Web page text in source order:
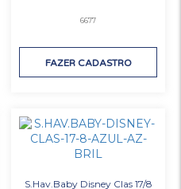
6677
FAZER CADASTRO
S.Hav.Baby Disney Clas 17/8